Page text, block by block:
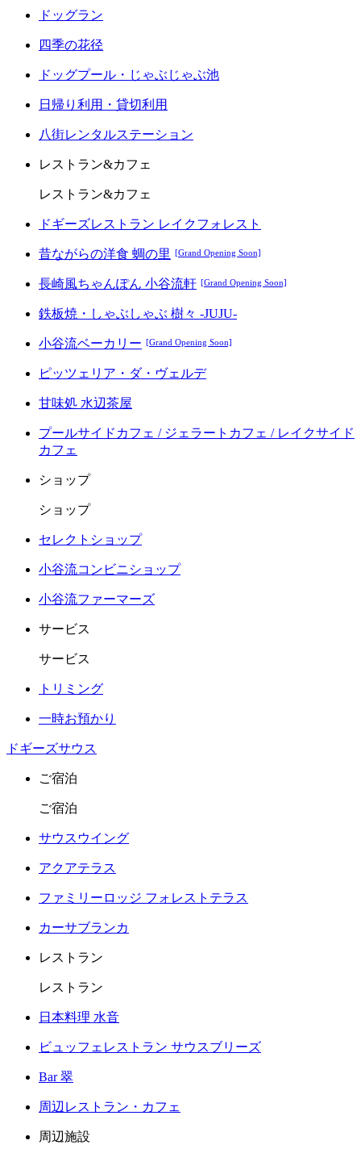
ドッグラン
四季の花径
ドッグプール・じゃぶじゃぶ池
日帰り利用・貸切利用
八街レンタルステーション
レストラン&カフェ
レストラン&カフェ
ドギーズレストラン レイクフォレスト
昔ながらの洋食 蜩の里 [Grand Opening Soon]
長崎風ちゃんぽん 小谷流軒 [Grand Opening Soon]
鉄板焼・しゃぶしゃぶ 樹々 -JUJU-
小谷流ベーカリー [Grand Opening Soon]
ピッツェリア・ダ・ヴェルデ
甘味処 水辺茶屋
プールサイドカフェ / ジェラートカフェ / レイクサイド
カフェ
ショップ
ショップ
セレクトショップ
小谷流コンビニショップ
小谷流ファーマーズ
サービス
サービス
トリミング
一時お預かり
ドギーズサウス
ご宿泊
ご宿泊
サウスウイング
アクアテラス
ファミリーロッジ フォレストテラス
カーサブランカ
レストラン
レストラン
日本料理 水音
ビュッフェレストラン サウスブリーズ
Bar 翠
周辺レストラン・カフェ
周辺施設